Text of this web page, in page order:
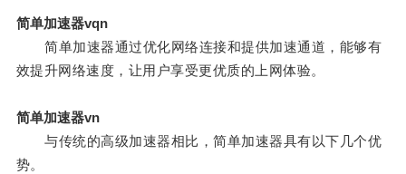
简单加速器vqn
简单加速器通过优化网络连接和提供加速通道，能够有
效提升网络速度，让用户享受更优质的上网体验。
简单加速器vn
与传统的高级加速器相比，简单加速器具有以下几个优
势。